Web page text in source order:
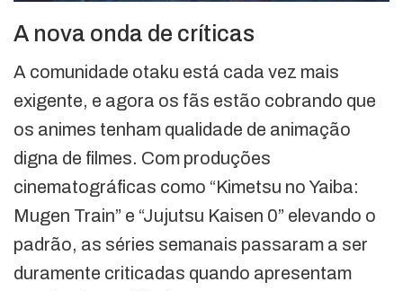
A nova onda de críticas
A comunidade otaku está cada vez mais
exigente, e agora os fãs estão cobrando que
os animes tenham qualidade de animação
digna de filmes. Com produções
cinematográficas como “Kimetsu no Yaiba:
Mugen Train” e “Jujutsu Kaisen 0” elevando o
padrão, as séries semanais passaram a ser
duramente criticadas quando apresentam